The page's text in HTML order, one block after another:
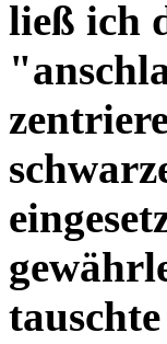
ließ ich